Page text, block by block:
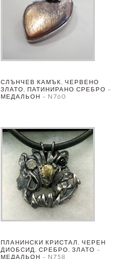
СЛЪНЧЕВ КАМЪК, ЧЕРВЕНО
ЗЛАТО, ПАТИНИРАНО СРЕБРО –
МЕДАЛЬОН – N760
ПЛАНИНСКИ КРИСТАЛ, ЧЕРЕН
ДИОБСИД, СРЕБРО, ЗЛАТО –
МЕДАЛЬОН – N758